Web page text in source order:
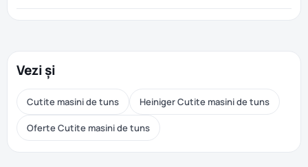
Vezi și
Cutite masini de tuns Heiniger Cutite masini de tuns
Oferte Cutite masini de tuns